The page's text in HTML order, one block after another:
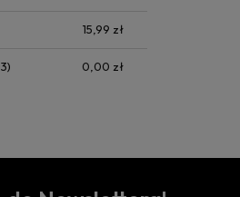
15,99 zł
0,00 zł